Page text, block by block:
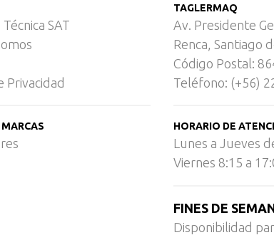
SAT
Privacidad
TAGLERMAQ
Av. Presidente
Renca, Santiago
Código Postal:
Teléfono: (+56)
HORARIO DE
Lunes a Jueves
Viernes 8:15 a
FINES DE
Disponibilidad